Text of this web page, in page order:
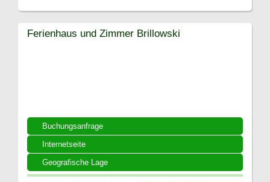
Buchungsanfrage
Internetseite
Geografische Lage
Ferienhaus und Zimmer Brillowski